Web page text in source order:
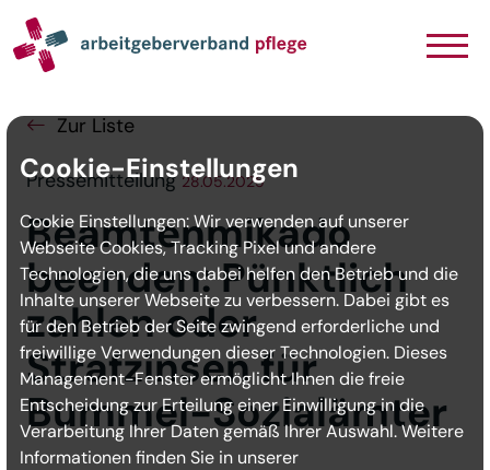
Navigation
Inhalt
Seitenabschluss
Zur Liste
Pressemitteilung 28.05.2025
Beamtenmikado
beenden: Pünktlich
zahlen oder
Strafzinsen für
Bummel-Sozialämter
Cookie-Einstellungen
Cookie Einstellungen: Wir verwenden auf unserer
Webseite Cookies, Tracking Pixel und andere
Technologien, die uns dabei helfen den Betrieb und die
Inhalte unserer Webseite zu verbessern. Dabei gibt es
für den Betrieb der Seite zwingend erforderliche und
freiwillige Verwendungen dieser Technologien. Dieses
Management-Fenster ermöglicht Ihnen die freie
Entscheidung zur Erteilung einer Einwilligung in die
Verarbeitung Ihrer Daten gemäß Ihrer Auswahl. Weitere
Informationen finden Sie in unserer